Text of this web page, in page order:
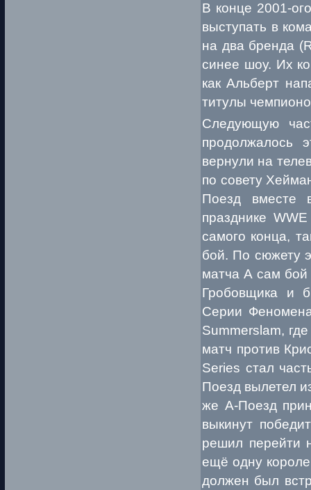
В конце 2001-
выступать в
на два бренда
синее шоу. Их
как Альберт
титулы
Следующую
продолжалось
вернули на
по совету
Поезд вместе
празднике
самого конца,
бой. По сюжету
матча А сам бой
Гробовщика и
Серии
Summerslam,
матч против
Series стал
Поезд вылетел
же А-Поезд
выкинут
решил перейти
ещё одну
должен был